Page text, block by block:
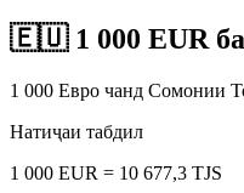
🇪🇺 1 000 EUR
1 000 Евро чанд Сомонии
Натиҷаи табдил
1 000 EUR = 10 677,3 TJS